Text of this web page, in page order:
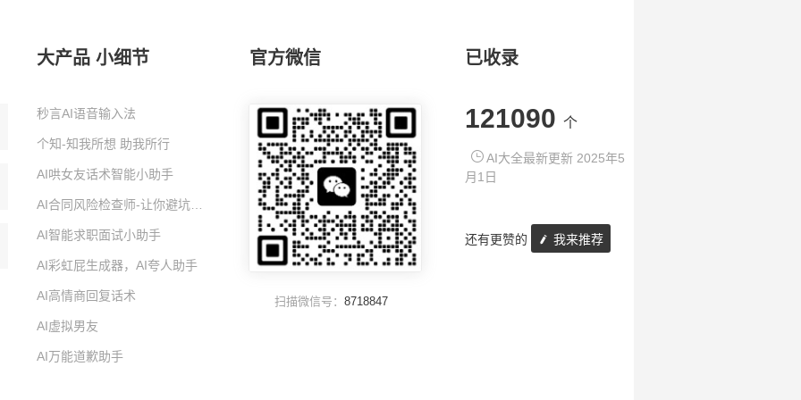
大产品 小细节
秒言AI语音输入法
个知-知我所想 助我所行
AI哄女友话术智能小助手
AI智能求职面试小助手
AI彩虹屁生成器，AI夸人助手
AI高情商回复话术
AI虚拟男友
AI万能道歉助手
官方微信
扫描微信号： 8718847
已收录
121090 个
AI大全最新更新 2025年5
月1日
还有更赞的 我来推荐